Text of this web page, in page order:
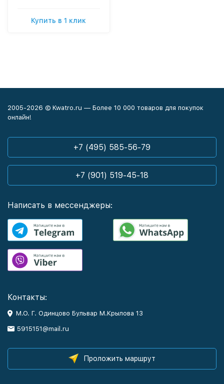
Купить в 1 клик
2005-2026 © Kwatro.ru — Более 10 000 товаров для покупок
онлайн!
+7 (495) 585-56-79
+7 (901) 519-45-18
Написать в мессенджеры:
Контакты:
М.О. Г. Одинцово Бульвар М.Крылова 13
5915151@mail.ru
Проложить маршрут